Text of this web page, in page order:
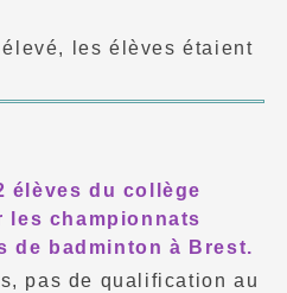
les élèves étaient
élèves du collège
les championnats
de badminton à Brest.
pas de qualification au